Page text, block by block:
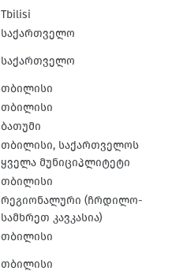
Tbilisi
საქართველო
საქართველო
თბილისი
თბილისი
ბათუმი
თბილისი, საქართველოს
ყველა მუნიციპლიტეტი
თბილისი
რეგიონალური (ჩრდილო-
სამხრეთ კავკასია)
თბილისი
თბილისი